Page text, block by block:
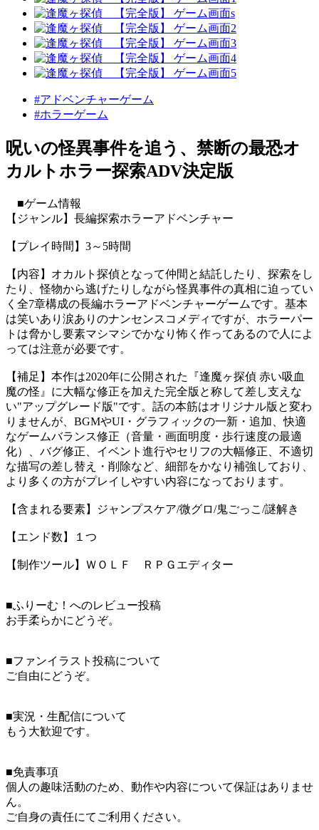
#アドベンチャーゲーム
#ホラーゲーム
呪いの怪異事件を追う、禁断の最恐オ
カルトホラー探索ADV決定版
■ゲーム情報
【ジャンル】長編探索ホラーアドベンチャー
【プレイ時間】3～5時間
【内容】オカルト探偵となって仲間と結託したり、探索をし
たり、怪物から逃げたりしながら怪異事件の真相に迫ってい
く全7章構成の長編ホラーアドベンチャーゲームです。基本
は笑いあり涙ありのナンセンスコメディですが、ホラーパー
トは脅かし要素マシマシでかなり怖く作ってあるので人によ
っては注意が必要です。
【補足】本作は2020年に公開された『逢魔ヶ探偵 赤い吸血
魔の怪』に大幅な修正を加えた完全版と称して差し支えな
い"アップグレード版"です。話の本筋はオリジナル版と変わ
りませんが、BGMやUI・グラフィックの一新・追加、快適
なゲームバランス修正（音量・画面明度・歩行速度の最適
化）、バグ修正、イベント進行やセリフの大幅修正、不適切
な描写の差し替え・削除など、細部をかなり補強しており、
より多くの方がプレイしやすい内容になっております。
【含まれる要素】ジャンプスケア/微グロ/鬼ごっこ/謎解き
【エンド数】１つ
【制作ツール】ＷＯＬＦ ＲＰＧエディター
■ふりーむ！へのレビュー投稿
お手柔らかにどうぞ。
■ファンイラスト投稿について
ご自由にどうぞ。
■実況・生配信について
もう大歓迎です。
■免責事項
個人の趣味活動のため、動作や内容について保証はありませ
ん。
ご自身の責任にてご利用ください。